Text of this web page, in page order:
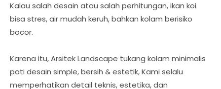
Kalau salah desain atau salah perhitungan, ikan koi
bisa stres, air mudah keruh, bahkan kolam berisiko
bocor.
Karena itu, Arsitek Landscape tukang kolam minimalis
pati desain simple, bersih & estetik, Kami selalu
memperhatikan detail teknis, estetika, dan